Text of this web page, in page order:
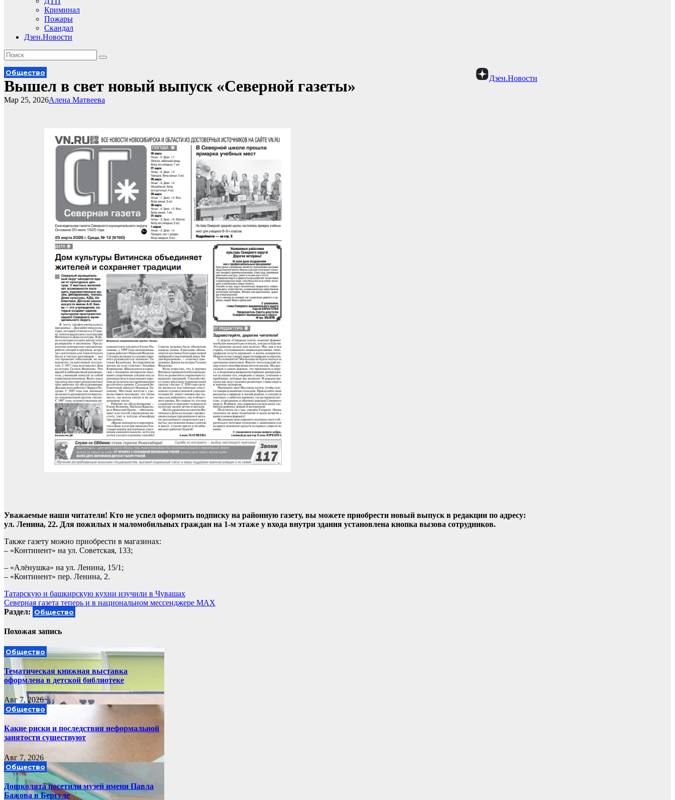
Криминал
Пожары
Скандал
Дзен.Новости
Дзен.Новости
Общество
Вышел в свет новый выпуск «Северной газеты»
Алена Матвеева
Мар 25, 2026
Уважаемые наши читатели! Кто не успел оформить подписку на районную газету, вы можете приобрести новый выпуск в редакции по адресу:
ул. Ленина, 22. Для пожилых и маломобильных граждан на 1-м этаже у входа внутри здания установлена кнопка вызова сотрудников.
Также газету можно приобрести в магазинах:
– «Континент» на ул. Советская, 133;
– «Алёнушка» на ул. Ленина, 15/1;
– «Континент» пер. Ленина, 2.
Навигация
по
Татарскую и башкирскую кухни изучили в Чувашах
Северная газета теперь и в национальном мессенджере МАХ
Раздел: Общество
Похожая запись
Общество
Тематическая книжная выставка
оформлена в детской библиотеке
Авг 7, 2026
Общество
Какие риски и последствия неформальной
занятости существуют
Авг 7, 2026
Общество
Дошколята посетили музей имени Павла
Бажова в Бергуле